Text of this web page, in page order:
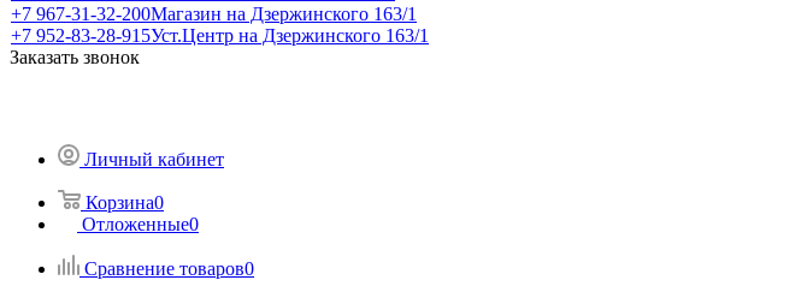
+7 967-31-32-200Магазин на Дзержинского 163/1
+7 952-83-28-915Уст.Центр на Дзержинского 163/1
Заказать звонок
Личный кабинет
Корзина0
Отложенные0
Сравнение товаров0